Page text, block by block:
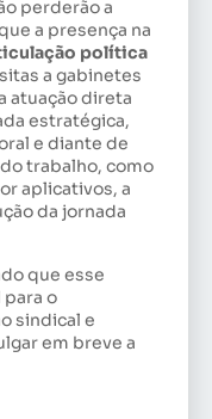
perderão a
a presença na
política
a gabinetes
atuação direta
estratégica,
e diante de
trabalho, como
aplicativos, a
da jornada
que esse
o
sindical e
em breve a